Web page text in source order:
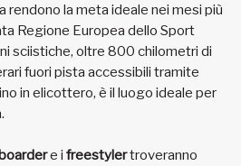
rendono la meta ideale nei mesi più
Regione Europea dello Sport
sciistiche, oltre 800 chilometri di
fuori pista accessibili tramite
in elicottero, è il luogo ideale per
e i freestylertroveranno